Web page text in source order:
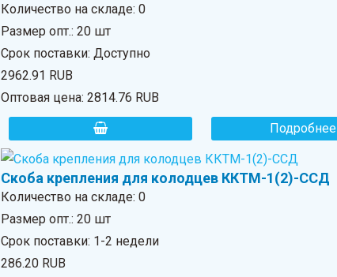
Количество на складе: 0
Размер опт.: 20 шт
Срок поставки: Доступно
2962.91 RUB
Оптовая цена: 2814.76 RUB
Подробнее
Скоба крепления для колодцев ККТМ-1(2)-ССД
Количество на складе: 0
Размер опт.: 20 шт
Срок поставки: 1-2 недели
286.20 RUB